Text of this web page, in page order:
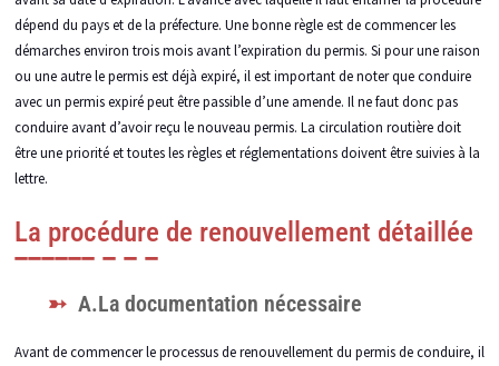
dépend du pays et de la préfecture. Une bonne règle est de commencer les
démarches environ trois mois avant l’expiration du permis. Si pour une raison
ou une autre le permis est déjà expiré, il est important de noter que conduire
avec un permis expiré peut être passible d’une amende. Il ne faut donc pas
conduire avant d’avoir reçu le nouveau permis. La circulation routière doit
être une priorité et toutes les règles et réglementations doivent être suivies à la
lettre.
La procédure de renouvellement détaillée
A.La documentation nécessaire
Avant de commencer le processus de renouvellement du permis de conduire, il